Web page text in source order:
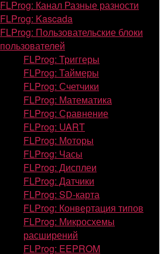
FLProg: Канал Разные разности
FLProg: Kascada
FLProg: Пользовательские блоки
пользователей
FLProg: Триггеры
FLProg: Таймеры
FLProg: Счетчики
FLProg: Математика
FLProg: Сравнение
FLProg: UART
FLProg: Моторы
FLProg: Часы
FLProg: Дисплеи
FLProg: Датчики
FLProg: SD-карта
FLProg: Конвертация типов
FLProg: Микросхемы
расширений
FLProg: EEPROM